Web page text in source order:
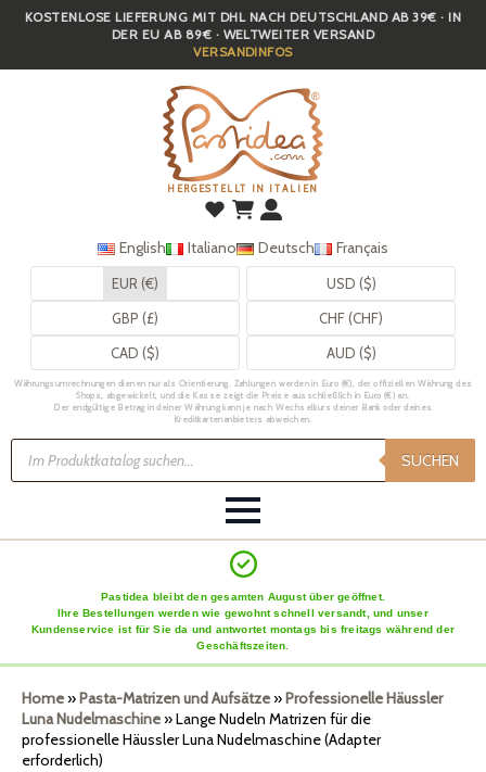
Skip
KOSTENLOSE LIEFERUNG MIT DHL NACH DEUTSCHLAND AB 39€ · IN
DER EU AB 89€ · WELTWEITER VERSAND
VERSANDINFOS
HERGESTELLT IN ITALIEN
English Italiano Deutsch Français
EUR (€)
USD ($)
GBP (£)
CHF (CHF)
CAD ($)
AUD ($)
Währungsumrechnungen dienen nur als Orientierung. Zahlungen werden in Euro (€), der offiziellen Währung des
Shops, abgewickelt, und die Kasse zeigt die Preise ausschließlich in Euro (€) an.
Der endgültige Betrag in deiner Währung kann je nach Wechselkurs deiner Bank oder deines
Kreditkartenanbieters abweichen.
Products
search SUCHEN
Pastidea bleibt den gesamten August über geöffnet.
Ihre Bestellungen werden wie gewohnt schnell versandt, und unser
Kundenservice ist für Sie da und antwortet montags bis freitags während der
Geschäftszeiten.
Home»Pasta-Matrizen und Aufsätze»Professionelle Häussler
Luna Nudelmaschine»Lange Nudeln Matrizen für die
professionelle Häussler Luna Nudelmaschine (Adapter
erforderlich)